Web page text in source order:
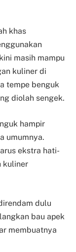
khas
masih mampu
kuliner di
tempe benguk
diolah sengek.
hampir
umumnya.
ekstra hati-
kuliner
dulu
bau apek
membuatnya